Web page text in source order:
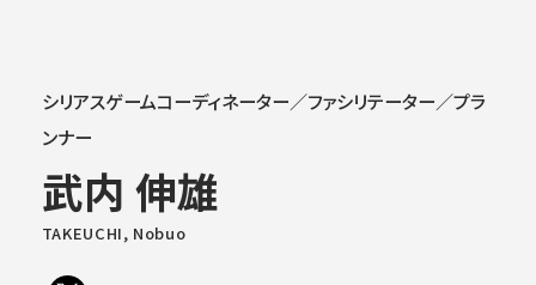
学部学科
シリアスゲームコーディネーター／ファシリテーター／プラ
ンナー
武内 伸雄
TAKEUCHI, Nobuo